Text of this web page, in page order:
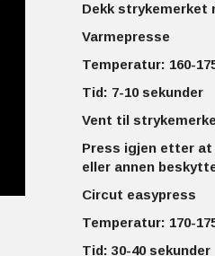
Dekk strykemerket
Varmepresse
Temperatur: 160-
Tid: 7-10 sekunder
Vent til
Press igjen etter
eller annen
Circut easypress
Temperatur: 170-
Tid: 30-40 sekunder